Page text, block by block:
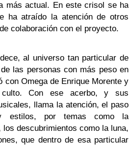
más actual. En este crisol se ha
ha atraído la atención de otros
colaboración con el proyecto.
al universo tan particular de
las personas con más peso en
con Omega de Enrique Morente y
Con ese acerbo, y sus
llama la atención, el paso
estilos, por temas como la
descubrimientos como la luna,
que dentro de esa particular